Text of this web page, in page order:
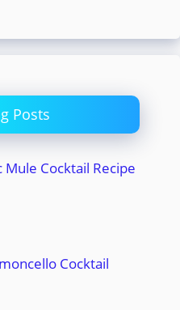
Posts
Mule Cocktail Recipe
Cocktail